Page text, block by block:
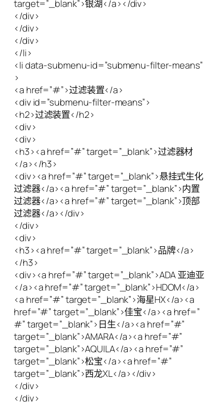
target=”_blank”>银湖</a></div>
</div>
</div>
</div>
</li>
<li data-submenu-id=”submenu-filter-means”
>
<a href=”#”>过滤装置</a>
<div id=”submenu-filter-means”>
<h2>过滤装置</h2>
<div>
<div>
<h3><a href=”#” target=”_blank”>过滤器材
</a></h3>
<div><a href=”#” target=”_blank”>悬挂式生化
过滤器</a><a href=”#” target=”_blank”>内置
过滤器</a><a href=”#” target=”_blank”>顶部
过滤器</a></div>
</div>
<div>
<h3><a href=”#” target=”_blank”>品牌</a>
</h3>
<div><a href=”#” target=”_blank”>ADA 亚迪亚
</a><a href=”#” target=”_blank”>HDOM</a>
<a href=”#” target=”_blank”>海星HX</a><a
href=”#” target=”_blank”>佳宝</a><a href=”
#” target=”_blank”>日生</a><a href=”#”
target=”_blank”>AMARA</a><a href=”#”
target=”_blank”>AQUILA</a><a href=”#”
target=”_blank”>松宝</a><a href=”#”
target=”_blank”>西龙XL</a></div>
</div>
</div>